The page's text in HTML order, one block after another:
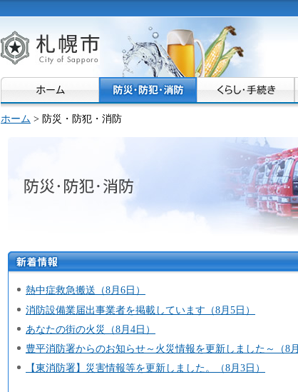
札幌市
ホーム > 防災・防犯・消防
新着情
報熱中症救急搬送（8月6日）
消防設備業届出事業者を掲載しています（8月5日）
あなたの街の火災（8月4日）
豊平消防署からのお知らせ～火災情報を更新しました～（8月
【東消防署】災害情報等を更新しました。（8月3日）